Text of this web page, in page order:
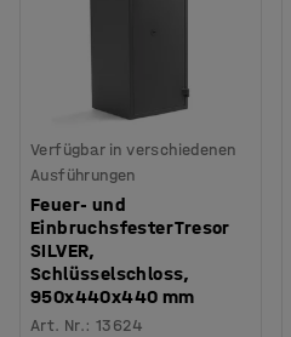
Verfügbar in verschiedenen
Ausführungen
Feuer- und
Einbruchsfester Tresor
SILVER,
Schlüsselschloss,
950x440x440 mm
Art. Nr.:13624